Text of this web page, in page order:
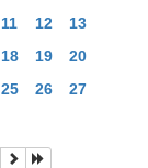
11 12
13
18 19
20
25 26
27